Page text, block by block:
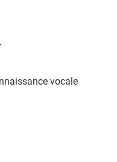
vocale